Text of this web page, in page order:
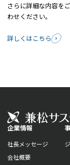
さらに詳細な内容を
わせください。
詳しくはこちら
企業情報
社長メッセージ
会社概要